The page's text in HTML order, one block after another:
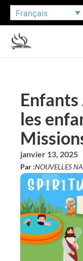
Français
les
janvier 13, 2025
Par :NOUVELLES